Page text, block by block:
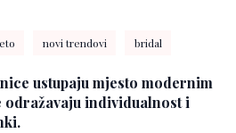
novi trendovi bridal
ustupaju mjesto modernim
individualnost i